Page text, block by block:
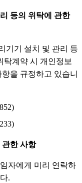
등의 위탁에 관한
기기 설치 및 관리 등
탁계약 시 개인정보
을 규정하고 있습니
관한 사항
자에게 미리 연락하
.